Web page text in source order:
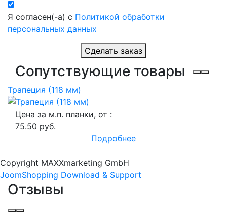
Я согласен(-а) с Политикой обработки
персональных данных
Сделать заказ
Сопутствующие товары
Трапеция (118 мм)
Цена за м.п. планки, от :
75.50 руб.
Подробнее
Copyright MAXXmarketing GmbH
JoomShopping Download & Support
Отзывы